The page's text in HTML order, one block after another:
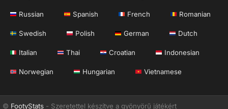
Russian Spanish French Romanian
Swedish Polish German Dutch
Italian Thai Croatian Indonesian
Norwegian Hungarian Vietnamese
© FootyStats - Szeretettel készítve a gyönyörű játékért